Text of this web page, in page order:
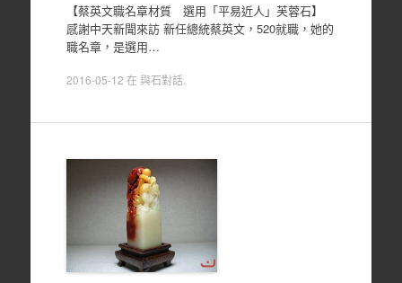
【蔡英文職名章材質 選用「平易近人」芙蓉石】
感謝中天新聞來訪 新任總統蔡英文，520就職，她的
職名章，是選用…
2016-05-12 在 與石對話.